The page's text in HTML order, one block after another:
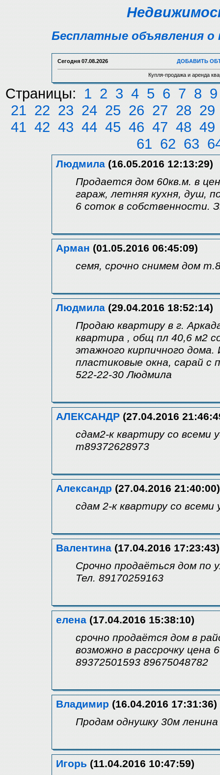
Бесплатные объявления о
Сегодня 07.08.2026 ДОБАВИТЬ
Купля-продажа и аренда
Страницы: 1 2 3 4 5 6 7 8 9
21 22 23 24 25 26 27 28 29
41 42 43 44 45 46 47 48 49
61 62 63
Людмила (16.05.2016 12:13:29)
Продается дом 60кв.м. в
гараж, летняя кухня, душ,
6 соток в собственности.
Арман (01.05.2016 06:45:09)
семя, срочно снимем дом
Людмила (29.04.2016 18:52:14)
Продаю квартиру в г.
квартира , общ пл 40,6 м2
этажного кирпичного
пластиковые окна, сарай с
522-22-30 Людмила
АЛЕКСАНДР (27.04.2016
сдам2-к квартиру со всеми
т89372628973
Александр (27.04.2016 21:40:00)
сдам 2-к квартиру со всеми
Валентина (17.04.2016 17:23:43)
Срочно продаёться дом по
Тел. 89170259163
елена (17.04.2016 15:38:10)
срочно продаётся дом в
возможно в рассрочку
89372501593 89675048782
Владимир (16.04.2016 17:31:36)
Продам однушку 30м
Игорь (11.04.2016 10:47:59)